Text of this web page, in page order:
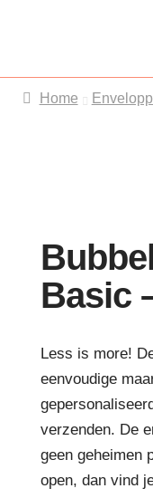
Home
Basic
Less is more!
eenvoudige
verzenden. De
geen geheimen
open, dan vind